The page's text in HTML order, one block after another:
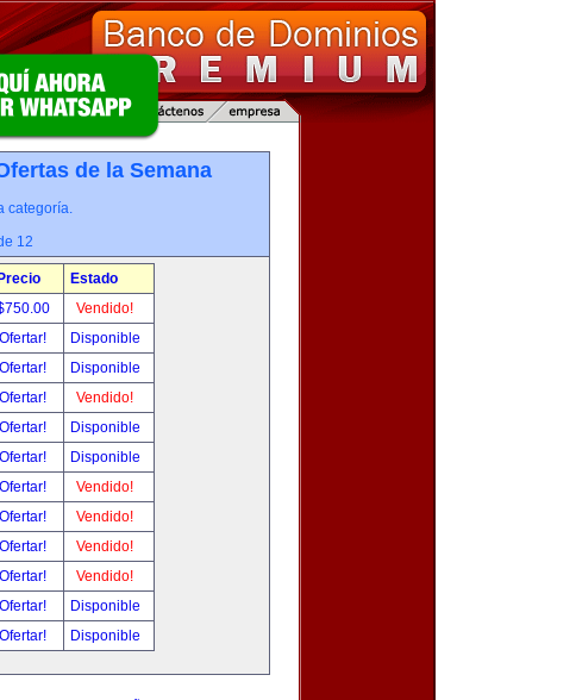
de la Semana
categoría.
12
Precio
Estado
Vendido!
Ofertar!
Disponible
Ofertar!
Disponible
Ofertar!
Vendido!
Ofertar!
Disponible
Ofertar!
Disponible
Ofertar!
Vendido!
Ofertar!
Vendido!
Ofertar!
Vendido!
Ofertar!
Vendido!
Ofertar!
Disponible
Ofertar! Disponible